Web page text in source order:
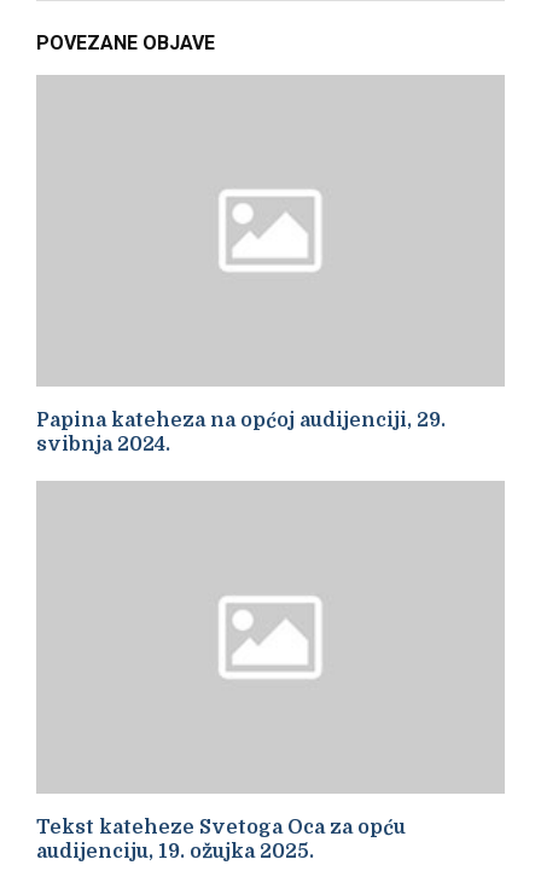
POVEZANE OBJAVE
Papina kateheza na općoj audijenciji, 29.
svibnja 2024.
Tekst kateheze Svetoga Oca za opću
audijenciju, 19. ožujka 2025.